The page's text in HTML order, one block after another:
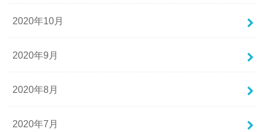
2020年10月
2020年9月
2020年8月
2020年7月